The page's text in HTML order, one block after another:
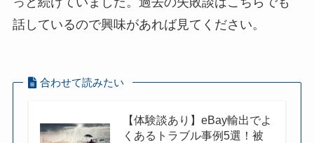
話しているので興味があれば見てください。
合わせて読みたい
【体験談あり】eBay輸出でよ
くあるトラブル事例5選！被